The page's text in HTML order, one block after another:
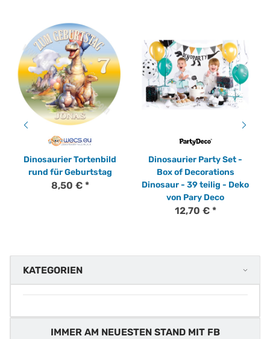
Dinosaurier Tortenbild
rund für Geburtstag
8,50 € *
Dinosaurier Party Set -
Box of Decorations
Dinosaur - 39 teilig - Deko
von Pary Deco
12,70 € *
KATEGORIEN
IMMER AM NEUESTEN STAND MIT FB